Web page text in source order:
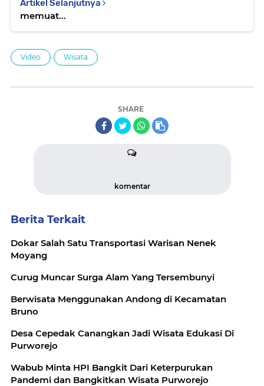
Artikel Selanjutnya
memuat...
Video Wisata
SHARE
komentar
Berita Terkait
Dokar Salah Satu Transportasi Warisan Nenek
Moyang
Curug Muncar Surga Alam Yang Tersembunyi
Berwisata Menggunakan Andong di Kecamatan
Bruno
Desa Cepedak Canangkan Jadi Wisata Edukasi Di
Purworejo
Wabub Minta HPI Bangkit Dari Keterpurukan
Pandemi dan Bangkitkan Wisata Purworejo